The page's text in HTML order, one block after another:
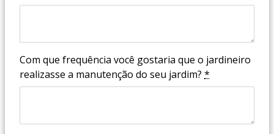
Com que frequência você gostaria que o jardineiro
realizasse a manutenção do seu jardim? *